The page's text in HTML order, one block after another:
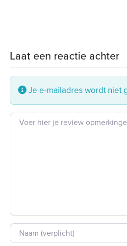
Laat een reactie achter
Je e-mailadres wordt niet
Beoordeling tekst
Naam